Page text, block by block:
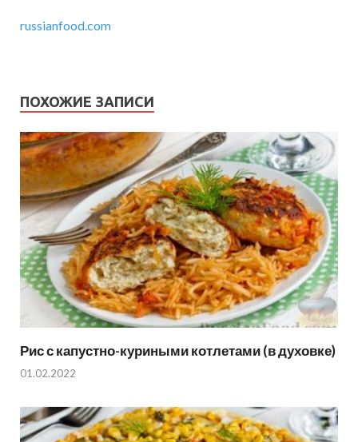
russianfood.com
ПОХОЖИЕ ЗАПИСИ
Рис с капустно-куриными котлетами (в духовке)
01.02.2022